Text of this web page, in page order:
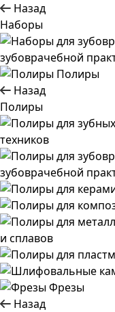
Назад
Наборы
зубоврачебной
Полиры
Назад
Полиры
техников
зубоврачебной
и сплавов
Фрезы
Назад